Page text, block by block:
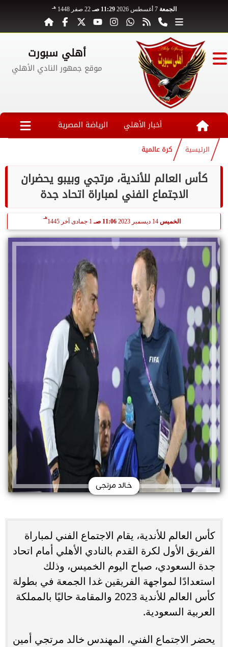
الجمعة 7 أغسطس 2026 11:29 صـ 22 صفر 1448 هـ
أهلي سبورت
موقع جمهور النادي الأهلي
أخبار الأهلي الرياضة المصرية
الرئيسية كرة عالمية
كأس العالم للأندية، مرتجي وبيبو يحضران
الاجتماع الفني لمباراة اتحاد جدة
الخميس 11:06 صـ 1 جمادى آخر 1445
هـ
خالد مرتجى
كأس العالم للأندية، يقام الاجتماع الفني لمباراة
الفريق الأول لكرة القدم بالنادي الأهلي أمام اتحاد
جدة السعودي، صباح اليوم الخميس، وذلك
استعدادًا لمواجهة الفريقين غدا الجمعة في بطولة
كأس العالم للأندية 2023 والمقامة حاليًا بالمملكة
العربية السعودية.
يحضر الاجتماع الفني، المهندس خالد مرتجي أمين